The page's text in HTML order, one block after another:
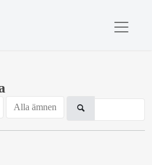
Alla ämnen